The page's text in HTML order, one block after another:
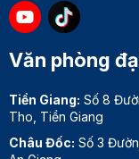
Văn phòng
Tiền Giang: Số 8
Tho, Tiền Giang
Châu Đốc: Số 3